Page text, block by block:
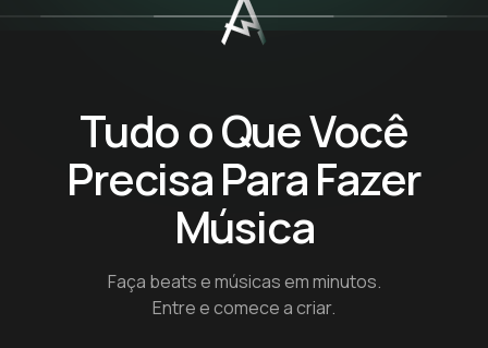
Tudo o Que Você
Precisa Para Fazer
Música
Faça beats e músicas em minutos.
Entre e comece a criar.